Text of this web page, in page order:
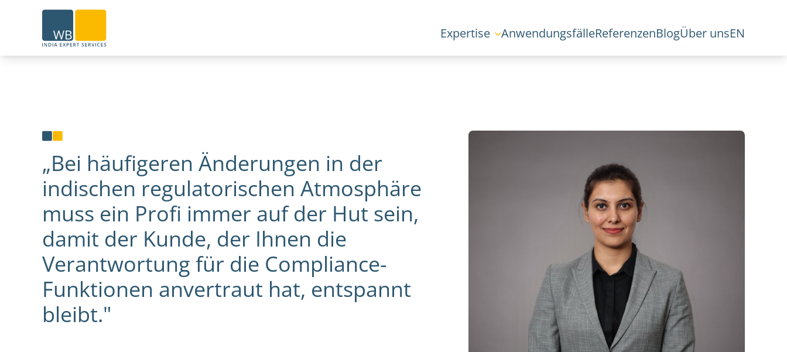
Expertise
AnwendungsfälleReferenzenBlogÜber unsEN
„Bei häufigeren Änderungen in der
indischen regulatorischen Atmosphäre
muss ein Profi immer auf der Hut sein,
damit der Kunde, der Ihnen die
Verantwortung für die Compliance-
Funktionen anvertraut hat, entspannt
bleibt."